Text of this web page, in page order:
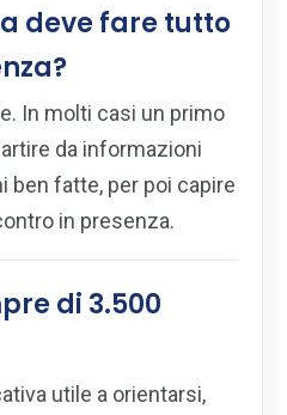
deve fare tutto
In molti casi un primo
da informazioni
ben fatte, per poi capire
in presenza.
di 3.500
utile a orientarsi,